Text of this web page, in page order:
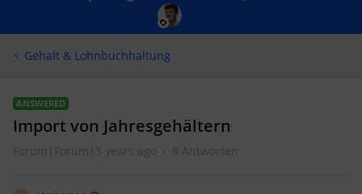
Gehalt & Lohnbuchhaltung
ANSWERED
Import von Jahresgehältern
Forum|Forum|3 years ago 8 Antworten